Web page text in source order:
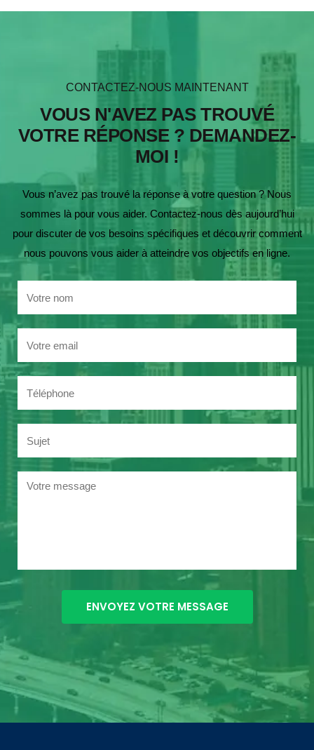
CONTACTEZ-NOUS MAINTENANT
VOUS N'AVEZ PAS TROUVÉ
VOTRE RÉPONSE ? DEMANDEZ-
MOI !
Vous n’avez pas trouvé la réponse à votre question ? Nous
sommes là pour vous aider. Contactez-nous dès aujourd’hui
pour discuter de vos besoins spécifiques et découvrir comment
nous pouvons vous aider à atteindre vos objectifs en ligne.